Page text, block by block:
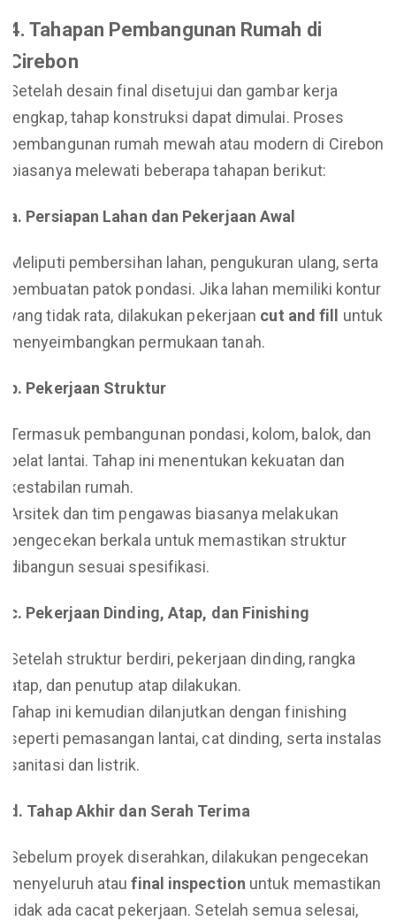
4. Tahapan Pembangunan Rumah di
Cirebon
Setelah desain final disetujui dan gambar kerja
lengkap, tahap konstruksi dapat dimulai. Proses
pembangunan rumah mewah atau modern di Cirebon
biasanya melewati beberapa tahapan berikut:
a. Persiapan Lahan dan Pekerjaan Awal
Meliputi pembersihan lahan, pengukuran ulang, serta
pembuatan patok pondasi. Jika lahan memiliki kontur
yang tidak rata, dilakukan pekerjaan cut and fill
untuk
menyeimbangkan permukaan tanah.
b. Pekerjaan Struktur
Termasuk pembangunan pondasi, kolom, balok, dan
pelat lantai. Tahap ini menentukan kekuatan dan
kestabilan rumah.
Arsitek dan tim pengawas biasanya melakukan
pengecekan berkala untuk memastikan struktur
dibangun sesuai spesifikasi.
c. Pekerjaan Dinding, Atap, dan Finishing
Setelah struktur berdiri, pekerjaan dinding, rangka
atap, dan penutup atap dilakukan.
Tahap ini kemudian dilanjutkan dengan finishing
seperti pemasangan lantai, cat dinding, serta instalasi
sanitasi dan listrik.
d. Tahap Akhir dan Serah Terima
Sebelum proyek diserahkan, dilakukan pengecekan
menyeluruh ataufinal inspection untuk memastikan
tidak ada cacat pekerjaan. Setelah semua selesai,